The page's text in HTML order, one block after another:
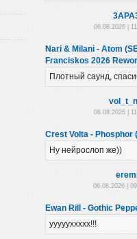
06.08.2026 |
Nari & Milani - Atom
Franciskos 2026
Плотный саунд,
06.08.2026 |
Crest Volta - Phosphor
Ну нейрослоп же))
06.08.2026 |
Ewan Rill - Gothic
уууууххххх!!!